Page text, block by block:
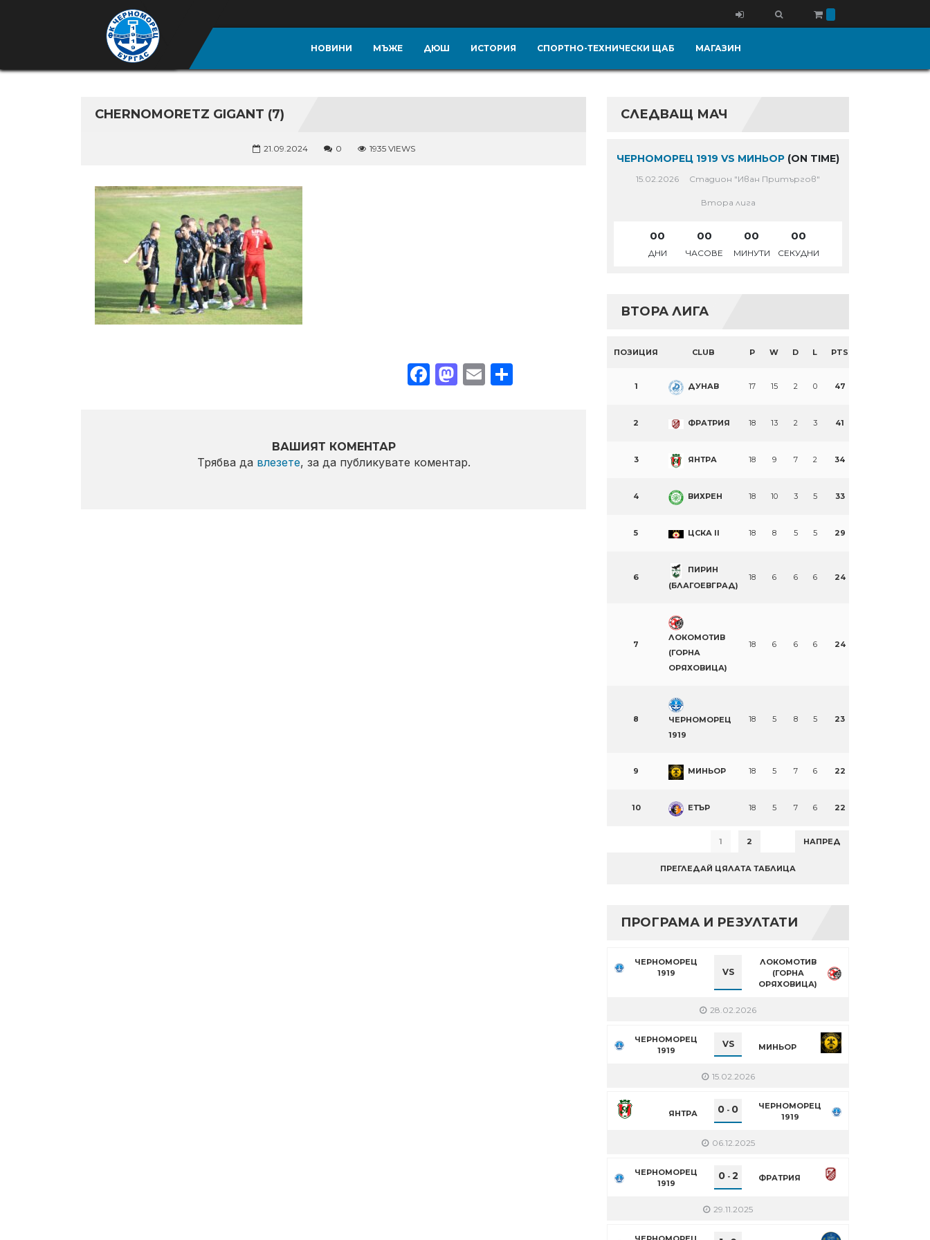
НОВИНИ МЪЖЕ ДЮШ ИСТОРИЯ СПОРТНО-ТЕХНИЧЕСКИ ЩАБ МАГАЗИН
CHERNOMORETZ GIGANT (7)
21.09.2024 0 1935 VIEWS
Facebook
Mastodon
EmailShare
ВАШИЯТ КОМЕНТАР
Трябва да влезете, за да публикувате коментар.
СЛЕДВАЩ МАЧ
ЧЕРНОМОРЕЦ 1919 VS МИНЬОР (ON TIME)
15.02.2026 Стадион "Иван Притъргов"
Втора лига
00
ДНИ
00
ЧАСОВЕ
00
МИНУТИ
00
СЕКУДНИ
ВТОРА ЛИГА
ПОЗИЦИЯ CLUB P W D L PTS
1 ДУНАВ 17 15 2 0 47
2 ФРАТРИЯ 18 13 2 3 41
3 ЯНТРА 18 9 7 2 34
4 ВИХРЕН 18 10 3 5 33
5 ЦСКА II 18 8 5 5 29
6
ПИРИН
(БЛАГОЕВГРАД)
18 6 6 6 24
7
ЛОКОМОТИВ
(ГОРНА
ОРЯХОВИЦА)
18 6 6 6 24
8
ЧЕРНОМОРЕЦ
1919
18 5 8 5 23
9 МИНЬОР 18 5 7 6 22
10 ЕТЪР 18 5 7 6 22
1 2 НАПРЕД
ПРЕГЛЕДАЙ ЦЯЛАТА ТАБЛИЦА
ПРОГРАМА И РЕЗУЛТАТИ
ЧЕРНОМОРЕЦ
1919
VS
ЛОКОМОТИВ
(ГОРНА
ОРЯХОВИЦА)
28.02.2026
ЧЕРНОМОРЕЦ
1919
VS МИНЬОР
15.02.2026
ЯНТРА 0 - 0
ЧЕРНОМОРЕЦ
1919
06.12.2025
ЧЕРНОМОРЕЦ
1919
0- 2 ФРАТРИЯ
29.11.2025